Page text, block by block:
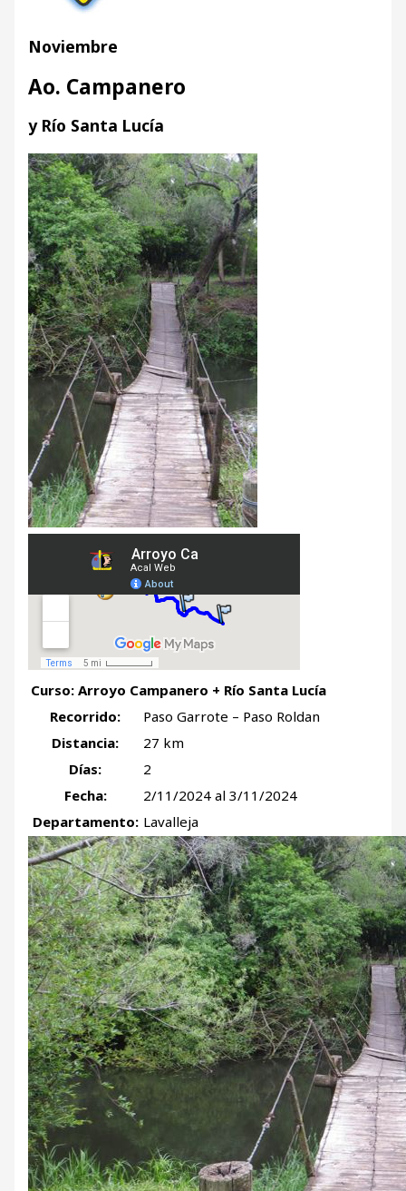
Noviembre
Ao. Campanero
y Río Santa Lucía
Curso: Arroyo Campanero + Río Santa Lucía
Recorrido:
Paso Garrote – Paso Roldan
Distancia:
27 km
Días:
2
Fecha:
2/11/2024 al 3/11/2024
Departamento: Lavalleja